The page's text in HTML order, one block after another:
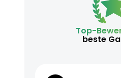
Top-
beste